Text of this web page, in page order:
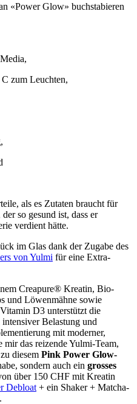
«Power Glow» buchstabieren
zum Leuchten,
als es Zutaten braucht für
so gesund ist, dass er
verdient hätte.
im Glas dank der Zugabe des
von Yulmi für eine Extra-
Creapure® Kreatin, Bio-
und Löwenmähne sowie
D3 unterstützt die
Belastung und
mit moderner,
das reizende Yulmi-Team,
diesem Pink Power Glow-
sondern auch ein grosses
über 150 CHF mit Kreatin
Debloat + ein Shaker + Matcha-